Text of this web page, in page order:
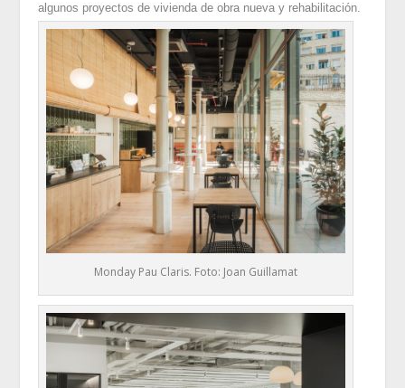
algunos proyectos de vivienda de obra nueva y rehabilitación.
Monday Pau Claris. Foto: Joan Guillamat